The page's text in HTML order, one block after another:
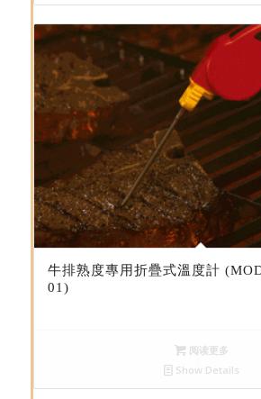
牛排熟度專用折疊式溫度計
01)
阅读更多
Show Details